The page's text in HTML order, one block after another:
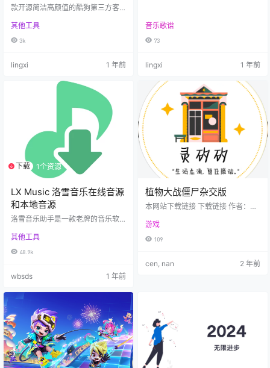
款开源简洁高颜值的酷狗第三方客
的酷狗音乐第三方客户端，支持Win
dows、macOS和Linux多平台，具
详细介绍MoeKoe Music的主要特
以及常见问题解决方案。 ✨ 特性 ✅
使用 Vue.js 全家桶开发 🔴 酷狗账号
登录（扫码/手机/账号登录） …
其他工具
3k
lingxi 1 年前
音乐歌谱
73
lingxi 1 年前
下载 1个资源
LX Music 洛雪音乐在线音源
和本地音源
洛雪音乐助手是一款老牌的音乐软
本，软件支持直接在线播放音乐，
不过因为某些原因，目前的洛雪已
经变成了一个壳子。也就是说软件
而是需要用户自己导入音源才能正
样，具有时效性，并非一直有效，
也许今天用得好好的，明天可能就
用不了，所以需要一直不断更新。
这么多音源，用哪个呢？俗话说，
鞋合不合适，只有脚知道！很难做
到一个…
其他工具
48.9k
wbsds 1 年前
植物大战僵尸杂交版
本网站下载链接 下载链接 作者：潜
游戏
109
cen, nan 2 年前